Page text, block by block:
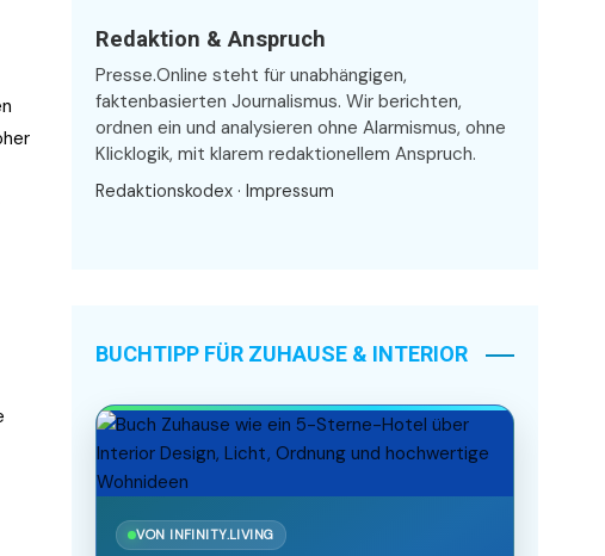
Redaktion & Anspruch
Presse.Online steht für unabhängigen,
faktenbasierten Journalismus. Wir berichten,
ordnen ein und analysieren ohne Alarmismus, ohne
Klicklogik, mit klarem redaktionellem Anspruch.
Redaktionskodex · Impressum
BUCHTIPP FÜR ZUHAUSE & INTERIOR
VON INFINITY.LIVING